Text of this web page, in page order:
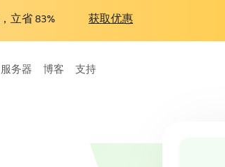
立省83% 获取优惠
务器 博客 支持